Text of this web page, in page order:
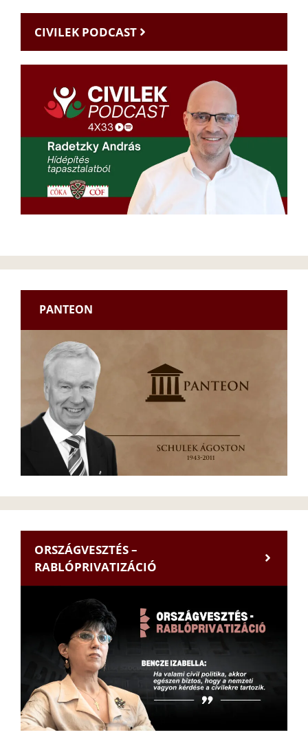
CIVILEK PODCAST
PANTEON
ORSZÁGVESZTÉS –
RABLÓPRIVATIZÁCIÓ